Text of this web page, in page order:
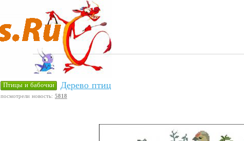
Птицы и бабочки Дерево птиц
посмотрели новость: 5818